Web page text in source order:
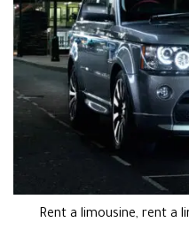
Rent a limousine, rent a